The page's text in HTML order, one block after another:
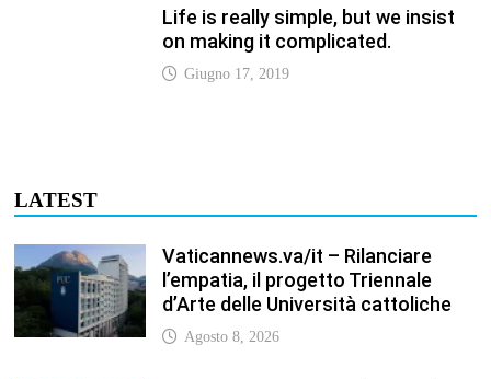
Giugno 17, 2019
d’Arte delle Università cattoliche
Agosto 8, 2026
Vaticannews.va/it – Filippine, il